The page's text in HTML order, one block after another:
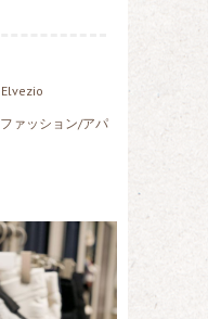
Elvezio
ファッション/アパ